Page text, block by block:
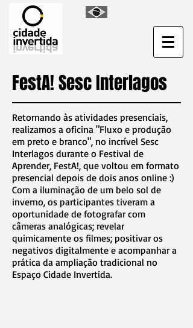
FestA! Sesc Interlagos
Retornando às atividades presenciais,
realizamos a oficina "Fluxo e produção
em preto e branco", no incrível Sesc
Interlagos durante o Festival de
Aprender, FestA!, que voltou em formato
presencial depois de dois anos online :)
Com a iluminação de um belo sol de
inverno, os participantes tiveram a
oportunidade de fotografar com
câmeras analógicas; revelar
quimicamente os filmes; positivar os
negativos digitalmente e acompanhar a
prática da ampliação tradicional no
Espaço Cidade Invertida.